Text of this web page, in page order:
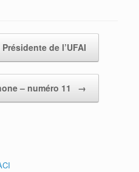
de l’UFAI
– numéro 11 →